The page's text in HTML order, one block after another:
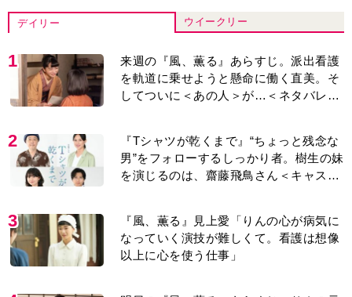
デイリー ウイークリー
1
来週の『風、薫る』あらすじ。派出看護
を軌道に乗せようと懸命に働く直美。そ
してついに＜あの人＞が…＜ネタバレあ
2
『Tシャツが乾くまで』“ちょっと残念な
男”をフォローするしっかり者。樹生の妹
を演じるのは、齋藤飛鳥さん＜キャスト
3
『風、薫る』見上愛「りんの心が病気に
なっていく演技が難しくて。看護は想像
以上に心を使う仕事」